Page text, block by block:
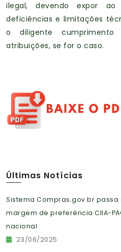
ilegal, devendo expor ao
deficiências e limitações
o diligente
atribuições, se for o caso.
Últimas Notícias
Sistema Compras.gov.br
margem de preferência CIIA-
nacional
23/06/2025